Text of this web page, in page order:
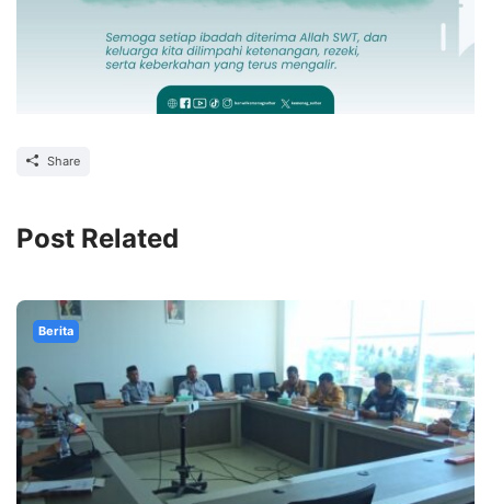
Share
Post Related
Berita